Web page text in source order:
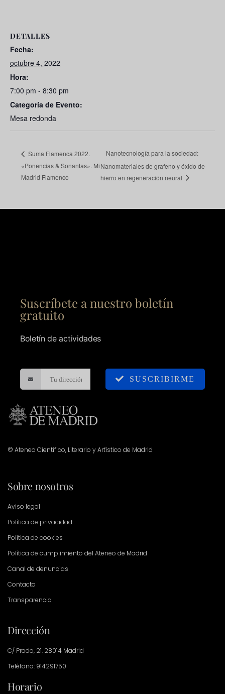
DETALLES
Fecha:
octubre 4, 2022
Hora:
7:00 pm - 8:30 pm
Categoría de Evento:
Mesa redonda
Suma Flamenca 2022.
«Ponencias & Sonantas». Mi
Madrid Flamenco
Nanotecnología para la sociedad:
Nanomateriales de grafeno y óxido de
hierro en regeneración neural
Suscríbete a nuestro boletín
gratuito
Boletín de actividades
SUSCRIBIRME
© Ateneo Científico, Literario y Artístico de Madrid
Sobre nosotros
Aviso legal
Política de privacidad
Política de cookies
Política de cumplimiento del Ateneo de Madrid
Canal de denuncias
Contacto
Transparencia
Dirección
C/ Prado, 21. 28014 Madrid
Teléfono: 914291750
Horario